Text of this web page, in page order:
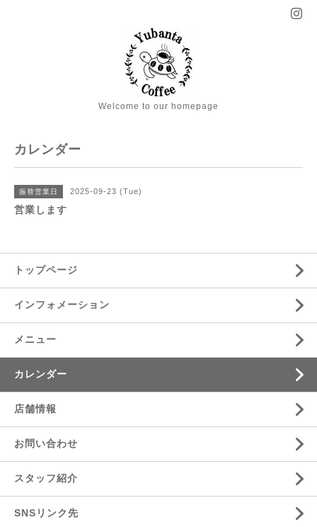
Welcome to our homepage
カレンダー
振替営業日 2025-09-23 (Tue)
営業します
トップページ
インフォメーション
メニュー
カレンダー
店舗情報
お問い合わせ
スタッフ紹介
SNSリンク先